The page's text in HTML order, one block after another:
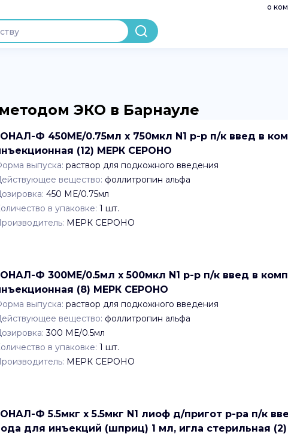
о
ЭКО в Барнауле
Ф 450МЕ/0.75мл x 750мкл N1 р-р п/к введ в
(12) МЕРК СЕРОНО
выпуска: раствор для подкожного введения
вещество: фоллитропин альфа
450 МЕ/0.75мл
в упаковке: 1 шт.
МЕРК СЕРОНО
Ф 300МЕ/0.5мл x 500мкл N1 р-р п/к введ в
(8) МЕРК СЕРОНО
выпуска: раствор для подкожного введения
вещество: фоллитропин альфа
300 МЕ/0.5мл
в упаковке: 1 шт.
МЕРК СЕРОНО
Ф 5.5мкг x 5.5мкг N1 лиоф д/пригот р-ра п/к
для инъекций (шприц) 1 мл, игла стерильная